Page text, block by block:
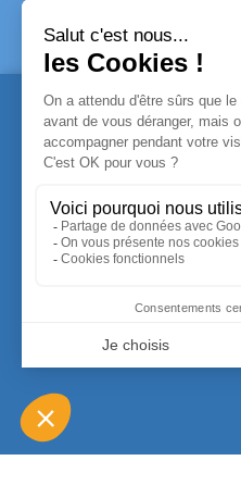
PRODUITS
Promotions
Nouveaux